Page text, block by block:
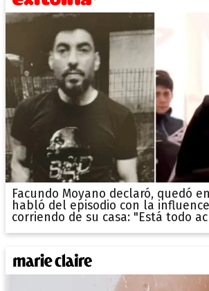
Facundo Moyano declaró, quedó
habló del episodio con la
corriendo de su casa: "Está todo